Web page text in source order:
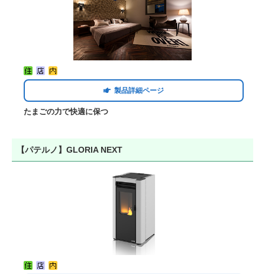
製品詳細ページ
たまごの力で快適に保つ
【パテルノ】GLORIA NEXT